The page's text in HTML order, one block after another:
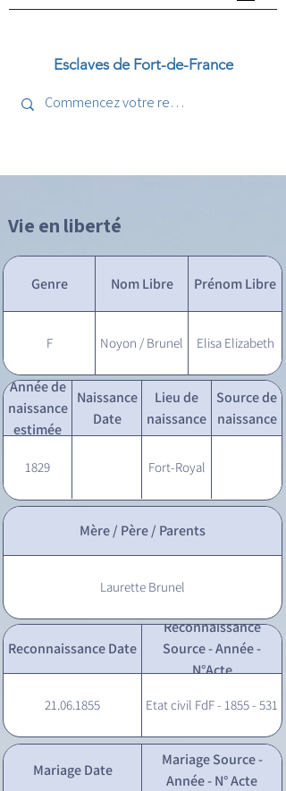
Esclaves de Fort-de-France
Vie en liberté
Genre Nom Libre Prénom Libre
F Noyon / Brunel Elisa Elizabeth
Année de
naissance
estimée
Naissance
Date
Lieu de
naissance
Source de
naissance
1829 Fort-Royal
Mère / Père / Parents
Laurette Brunel
Reconnaissance Date
Reconnaissance
Source - Année -
N°Acte
21.06.1855 Etat civil FdF - 1855 - 531
Mariage Date
Mariage Source -
Année - N° Acte